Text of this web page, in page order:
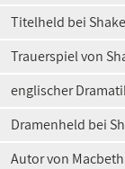
Titelheld bei
Trauerspiel von
englischer
Dramenheld bei
Autor von Macbeth